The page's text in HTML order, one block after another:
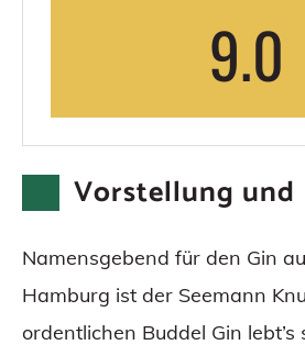
9.0
Vorstellung
Namensgebend für den Gin
Hamburg ist der Seemann
ordentlichen Buddel Gin lebt’s